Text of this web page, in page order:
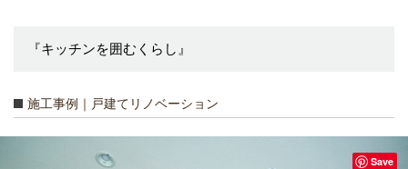
『キッチンを囲むくらし』
施工事例｜戸建てリノベーション
Save